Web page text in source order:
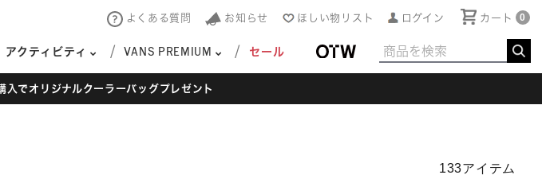
カート 0
よくある質問 お知らせ ほしい物リスト ログイン
アクティビティ VANS PREMIUM セール
でオリジナルクーラーバッグプレゼント
133アイテム